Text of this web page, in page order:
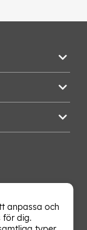
och
Signa upp på
anpassa och
för dig.